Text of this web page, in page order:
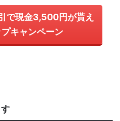
で現金3,500円が貰え
キャンペーン